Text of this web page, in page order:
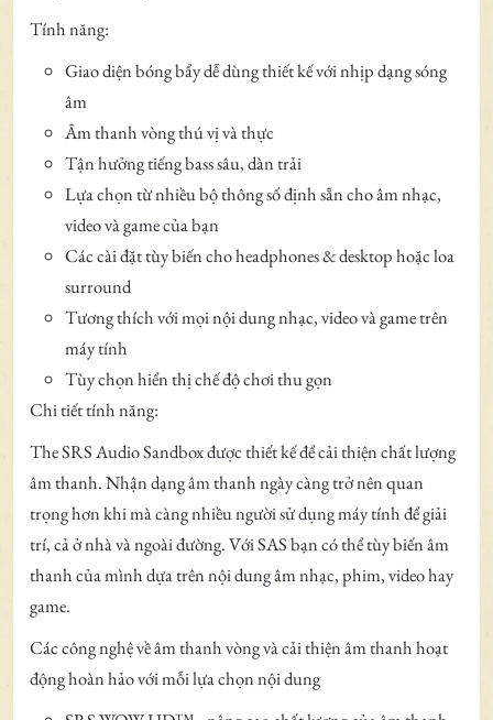
Tính năng:
Giao diện bóng bẩy dễ dùng thiết kế với nhịp dạng sóng
âm
Âm thanh vòng thú vị và thực
Tận hưởng tiếng bass sâu, dàn trải
Lựa chọn từ nhiều bộ thông số định sẵn cho âm nhạc,
video và game của bạn
Các cài đặt tùy biến cho headphones & desktop hoặc loa
surround
Tương thích với mọi nội dung nhạc, video và game trên
máy tính
Tùy chọn hiển thị chế độ chơi thu gọn
Chi tiết tính năng:
The SRS Audio Sandbox được thiết kế để cải thiện chất lượng
âm thanh. Nhận dạng âm thanh ngày càng trở nên quan
trọng hơn khi mà càng nhiều người sử dụng máy tính để giải
trí, cả ở nhà và ngoài đường. Với SAS bạn có thể tùy biến âm
thanh của mình dựa trên nội dung âm nhạc, phim, video hay
game.
Các công nghệ về âm thanh vòng và cải thiện âm thanh hoạt
động hoàn hảo với mỗi lựa chọn nội dung